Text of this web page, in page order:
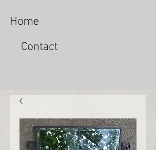
Home
Contact